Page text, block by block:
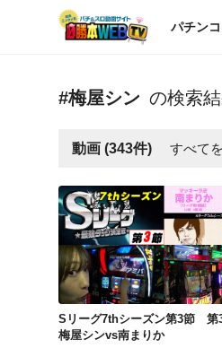
パチンコ
#梅屋シン の検索
動画 (343件) すべて
Sリーグ7thシーズン第3節
梅屋シンvs南まりか